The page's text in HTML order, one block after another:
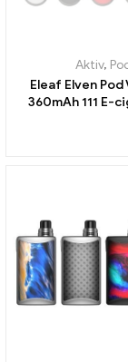
Aktiv,
Eleaf Elven Pod
360mAh 111 E-